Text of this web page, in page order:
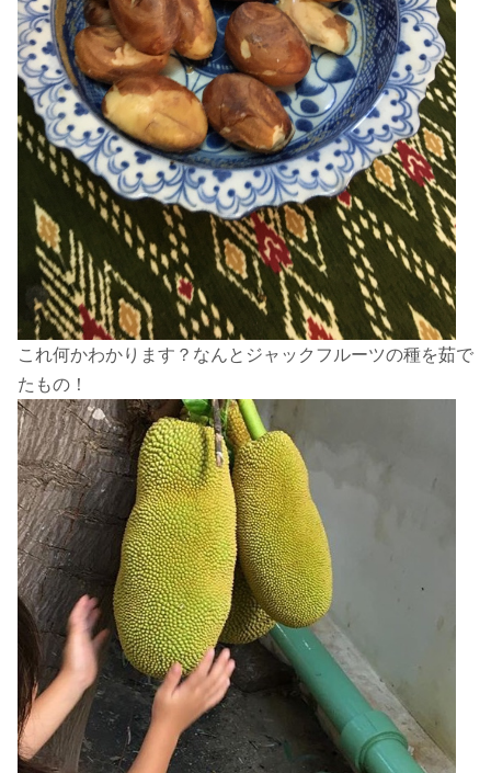
これ何かわかります？なんとジャックフルーツの種を茹で
たもの！